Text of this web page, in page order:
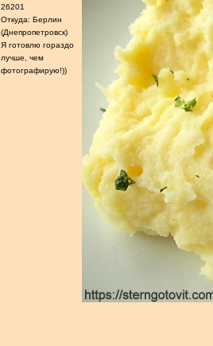
26201
Откуда: Берлин
(Днепропетровск)
Я готовлю гораздо
лучше, чем
фотографирую!))